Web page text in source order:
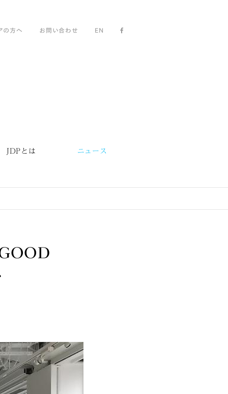
の方へ お問い合わせ EN
JDPとは ニュース